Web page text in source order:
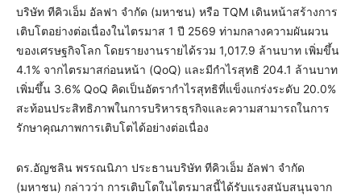
บริษัท ทีคิวเอ็ม อัลฟา จำกัด (มหาชน) หรือ TQM เดินหน้าสร้างการ
เติบโตอย่างต่อเนื่องในไตรมาส 1 ปี 2569 ท่ามกลางความผันผวน
ของเศรษฐกิจโลก โดยรายงานรายได้รวม 1,017.9 ล้านบาท เพิ่มขึ้น
4.1% จากไตรมาสก่อนหน้า (QoQ) และมีกำไรสุทธิ 204.1 ล้านบาท
เพิ่มขึ้น 3.6% QoQ คิดเป็นอัตรากำไรสุทธิที่แข็งแกร่งระดับ 20.0%
สะท้อนประสิทธิภาพในการบริหารธุรกิจและความสามารถในการ
รักษาคุณภาพการเติบโตได้อย่างต่อเนื่อง
ดร.อัญชลิน พรรณนิภา ประธานบริษัท ทีคิวเอ็ม อัลฟา จำกัด
(มหาชน) กล่าวว่า การเติบโตในไตรมาสนี้ได้รับแรงสนับสนุนจาก